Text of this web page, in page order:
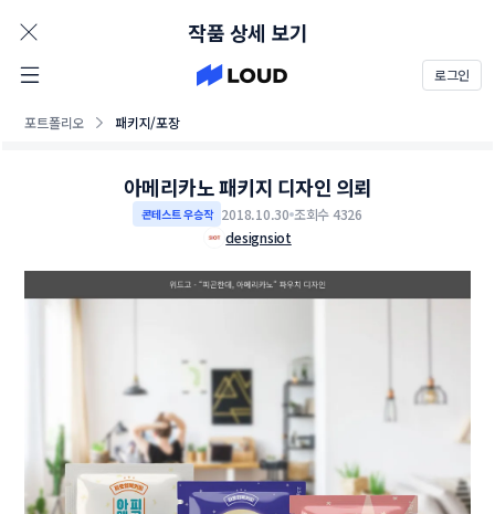
로그인
포트폴리오 패키지/포장
작품 상세 보기
아메리카노 패키지 디자인 의뢰
콘테스트 우승작 2018.10.30 조회수 4326
designsiot